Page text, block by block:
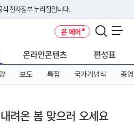
식 전자정부 누리집입니다.
도메인 주소를 사용하고 있다면 아래 URL에
세요
온 에어
온라인콘텐츠 편성표
보도 특집 국가기념식 종영
려온 봄 맞으러 오세요